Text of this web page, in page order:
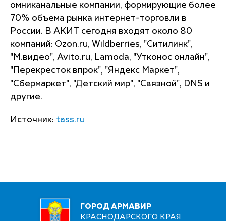
омниканальные компании, формирующие более
70% объема рынка интернет-торговли в
России. В АКИТ сегодня входят около 80
компаний: Ozon.ru, Wildberries, "Ситилинк",
"М.видео", Avito.ru, Lamoda, "Утконос онлайн",
"Перекресток впрок", "Яндекс Маркет",
"Сбермаркет", "Детский мир", "Связной", DNS и
другие.
Источник: tass.ru
ГОРОД АРМАВИР
КРАСНОДАРСКОГО КРАЯ